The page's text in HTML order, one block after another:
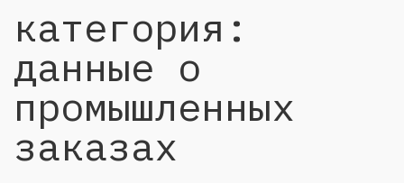
категория:
данные о
промышленных
заказах